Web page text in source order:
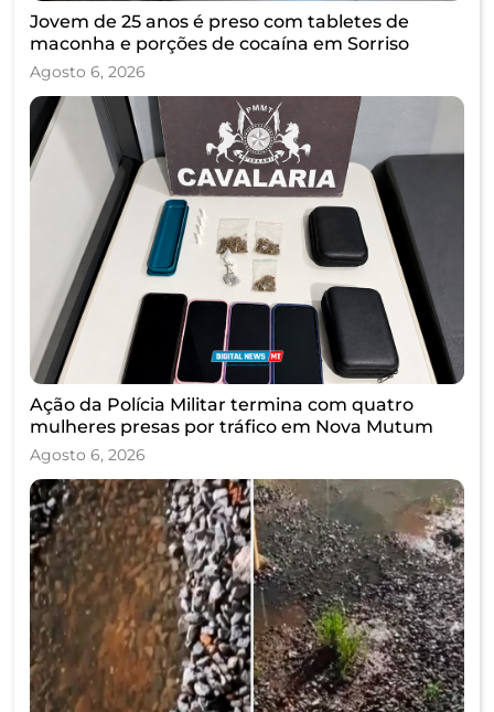
Jovem de 25 anos é preso com tabletes de
maconha e porções de cocaína em Sorriso
Agosto 6, 2026
Ação da Polícia Militar termina com quatro
mulheres presas por tráfico em Nova Mutum
Agosto 6, 2026